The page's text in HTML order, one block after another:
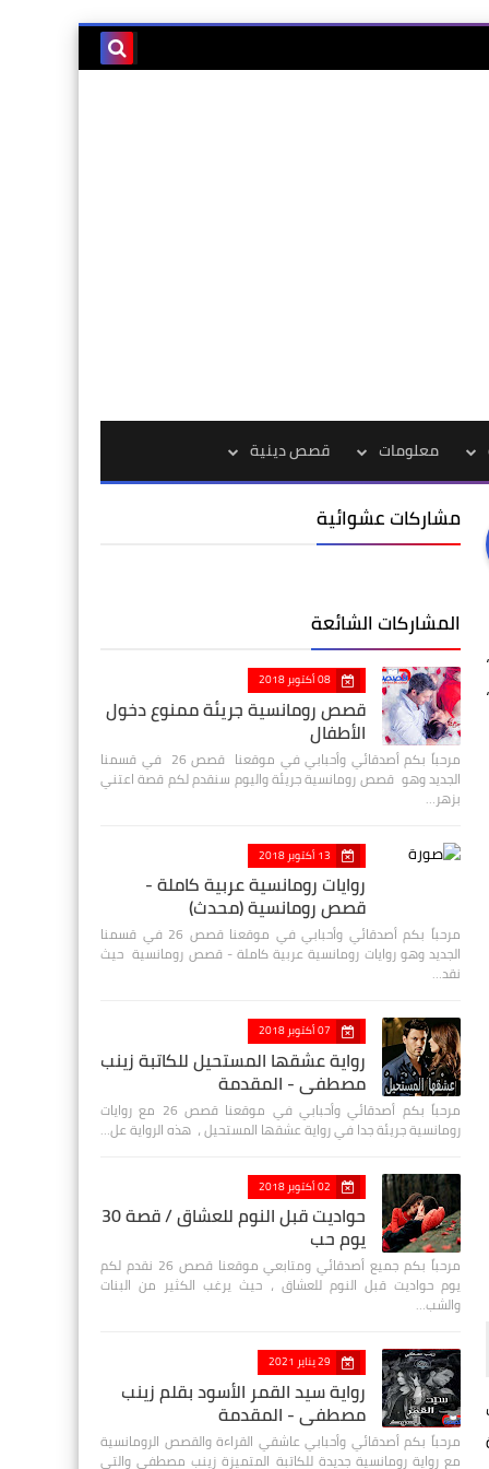
معلومات قصص دينية
مشاركات عشوائية
المشاركات الشائعة
08 أكتوبر 2018
قصص رومانسية جريئة ممنوع دخول
الأطفال
مرحباً بكم أصدقائي وأحبابي في موقعنا قصص 26 في قسمنا
الجديد وهو قصص رومانسية جريئة واليوم سنقدم لكم قصة اعتني
بزهر…
13 أكتوبر 2018
روايات رومانسية عربية كاملة -
قصص رومانسية (محدث)
مرحباً بكم أصدقائي وأحبابي في موقعنا قصص 26 في قسمنا
الجديد وهو روايات رومانسية عربية كاملة - قصص رومانسية حيث
نقد…
07 أكتوبر 2018
رواية عشقها المستحيل للكاتبة زينب
مصطفي - المقدمة
مرحباً بكم أصدقائي وأحبابي في موقعنا قصص 26 مع روايات
رومانسية جريئة جدا في رواية عشقها المستحيل ، هذه الرواية عل…
02 أكتوبر 2018
حواديت قبل النوم للعشاق / قصة 30
يوم حب
مرحباً بكم جميع أصدقائي ومتابعي موقعنا قصص 26 نقدم لكم
يوم حواديت قبل النوم للعشاق ، حيث يرغب الكثير من البنات
والشب…
29 يناير 2021
رواية سيد القمر الأسود بقلم زينب
مصطفي - المقدمة
مرحباً بكم أصدقائي وأحبابي عاشقي القراءة والقصص الرومانسية
مع رواية رومانسية جديدة للكاتبة المتميزة زينب مصطفى والتي